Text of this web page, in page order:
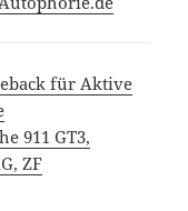
für Aktive
911 GT3,
ZF